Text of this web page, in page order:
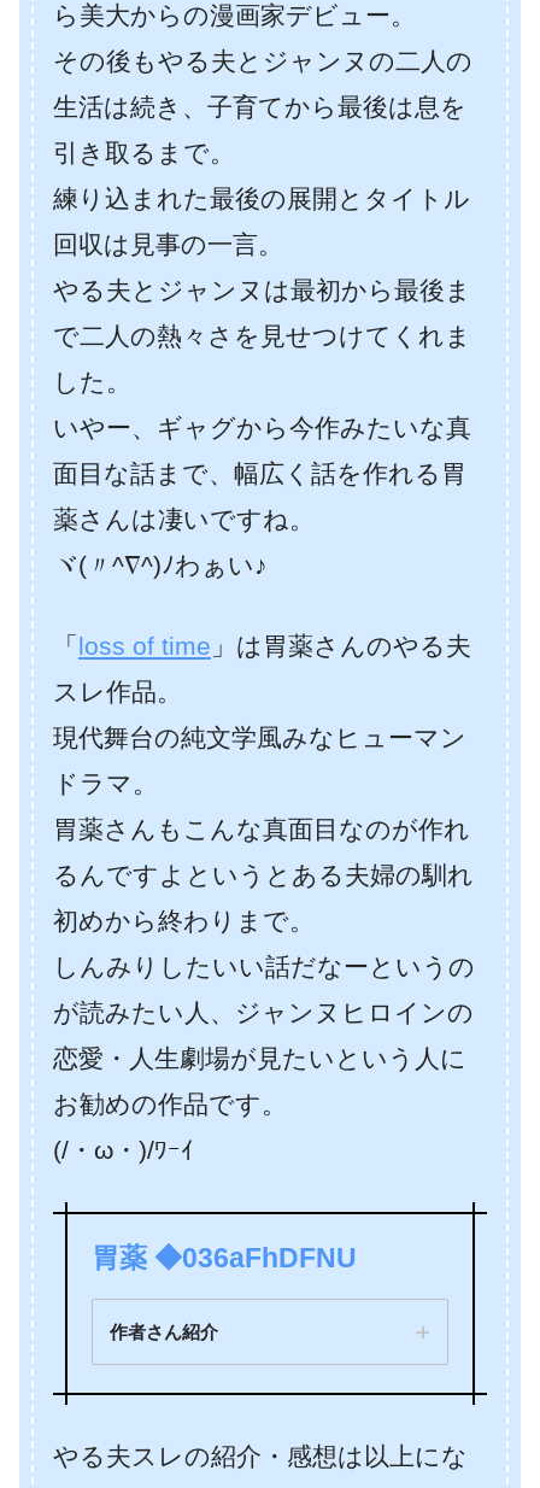
ら美大からの漫画家デビュー。
その後もやる夫とジャンヌの二人の
生活は続き、子育てから最後は息を
引き取るまで。
練り込まれた最後の展開とタイトル
回収は見事の一言。
やる夫とジャンヌは最初から最後ま
で二人の熱々さを見せつけてくれま
した。
いやー、ギャグから今作みたいな真
面目な話まで、幅広く話を作れる胃
薬さんは凄いですね。
ヾ(〃^∇^)ﾉわぁい♪
「 loss of time 」は胃薬さんのやる夫
スレ作品。
現代舞台の純文学風みなヒューマン
ドラマ。
胃薬さんもこんな真面目なのが作れ
るんですよというとある夫婦の馴れ
初めから終わりまで。
しんみりしたいい話だなーというの
が読みたい人、ジャンヌヒロインの
恋愛・人生劇場が見たいという人に
お勧めの作品です。
(/・ω・)/ﾜｰｲ
胃薬 ◆036aFhDFNU
作者さん紹介
やる夫スレの紹介・感想は以上にな